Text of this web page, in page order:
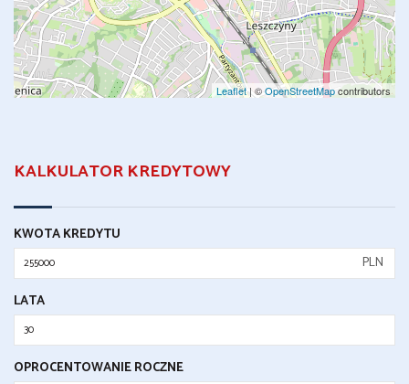
Leaflet| ©OpenStreetMapcontributors
KALKULATOR KREDYTOWY
KWOTA KREDYTU
PLN
LATA
OPROCENTOWANIE ROCZNE